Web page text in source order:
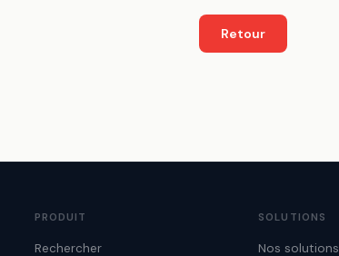
Retour
PRODUIT
Rechercher
SOLUTIONS
Nos solutions